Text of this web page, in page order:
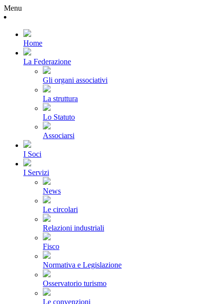
Menu
Home
La Federazione
Gli organi associativi
La struttura
Lo Statuto
Associarsi
I Soci
I Servizi
News
Le circolari
Relazioni industriali
Fisco
Normativa e Legislazione
Osservatorio turismo
Le convenzioni